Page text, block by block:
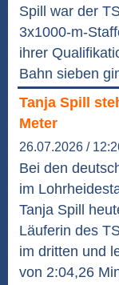
Spill war der
3x1000-m-
ihrer
Bahn sieben
Tanja Spill
Meter
26.07.2026 /
Bei den
im
Tanja Spill
Läuferin des
im dritten und
von 2:04,26